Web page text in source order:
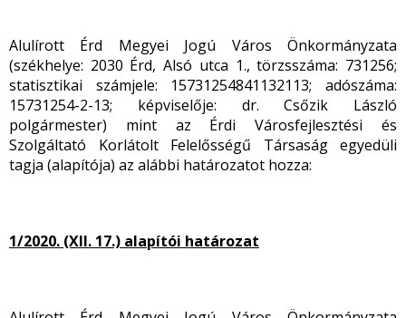
Alulírott Érd Megyei Jogú Város Önkormányzata
(székhelye: 2030 Érd, Alsó utca 1., törzsszáma: 731256;
statisztikai számjele: 15731254841132113; adószáma:
15731254-2-13; képviselője: dr. Csőzik László
polgármester) mint az Érdi Városfejlesztési és
Szolgáltató Korlátolt Felelősségű Társaság egyedüli
tagja (alapítója) az alábbi határozatot hozza:
1/2020. (XII. 17.) alapítói határozat